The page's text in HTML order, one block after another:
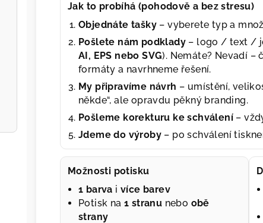
Jak to probíhá (pohodově a bez stresu)
Objednáte tašky – vyberete typ a
Pošlete nám podklady – logo / text /
AI, EPS nebo SVG). Nemáte? Nevadí –
formáty a navrhneme řešení.
My připravíme návrh – umístění,
někde“, ale opravdu pěkný branding.
Pošleme korekturu ke schválení –
Jdeme do výroby – po schválení
Možnosti potisku
1 barva ivíce barev
Potisk na 1 stranu nebo obě
strany